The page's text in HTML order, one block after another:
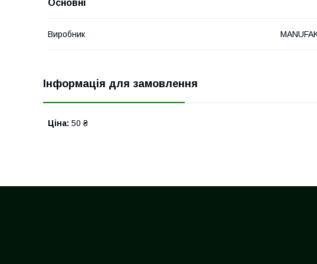
Основні
Виробник
Інформація для замовлення
Ціна: 50 ₴